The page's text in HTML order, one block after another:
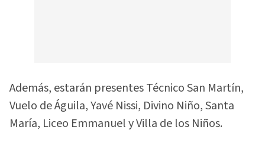
Además, estarán presentes Técnico San Martín,
Vuelo de Águila, Yavé Nissi, Divino Niño, Santa
María, Liceo Emmanuel y Villa de los Niños.